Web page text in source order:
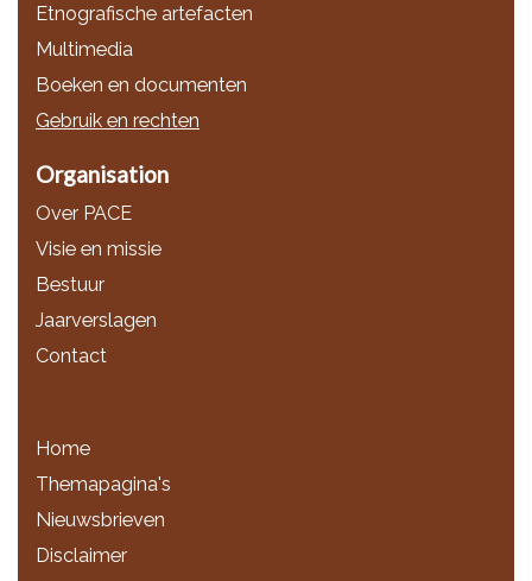
Etnografische artefacten
Multimedia
Boeken en documenten
Gebruik en rechten
Organisation
Over PACE
Visie en missie
Bestuur
Jaarverslagen
Contact
Home
Themapagina's
Nieuwsbrieven
Disclaimer